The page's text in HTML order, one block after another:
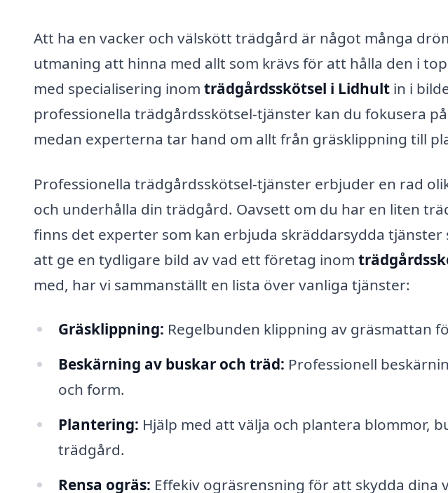
Att ha en vacker och välskött trädgård är något många
utmaning att hinna med allt som krävs för att hålla den i
med specialisering inom trädgårdsskötsel i Lidhult in i
professionella trädgårdsskötsel-tjänster kan du fokusera
medan experterna tar hand om allt från gräsklippning till
Professionella trädgårdsskötsel-tjänster erbjuder en rad
och underhålla din trädgård. Oavsett om du har en liten
finns det experter som kan erbjuda skräddarsydda tjänster
att ge en tydligare bild av vad ett företag inom
med, har vi sammanställt en lista över vanliga tjänster:
Gräsklippning: Regelbunden klippning av gräsmattan
Beskärning av buskar och träd: Professionell
och form.
Plantering: Hjälp med att välja och plantera blommor,
trädgård.
Rensa ogräs: Effekiv ogräsrensning för att skydda